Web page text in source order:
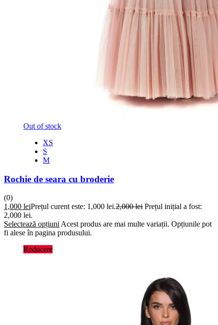
Out of stock
XS
S
M
Rochie de seara cu broderie
(0)
1,000 leiPrețul curent este: 1,000 lei.2,000lei Prețul inițial a fost:
2,000 lei.
Selectează opțiuni Acest produs are mai multe variații. Opțiunile pot
fi alese în pagina produsului.
Reducere